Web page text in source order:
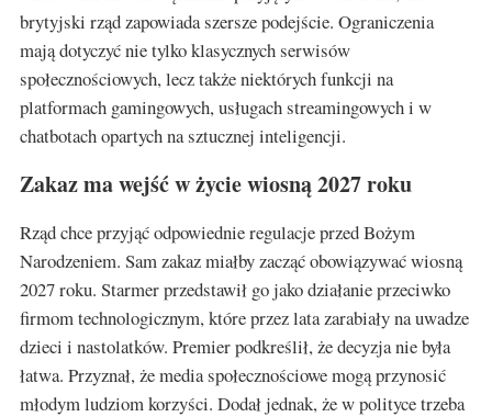
brytyjski rząd zapowiada szersze podejście. Ograniczenia
mają dotyczyć nie tylko klasycznych serwisów
społecznościowych, lecz także niektórych funkcji na
platformach gamingowych, usługach streamingowych i w
chatbotach opartych na sztucznej inteligencji.
Zakaz ma wejść w życie wiosną 2027 roku
Rząd chce przyjąć odpowiednie regulacje przed Bożym
Narodzeniem. Sam zakaz miałby zacząć obowiązywać wiosną
2027 roku. Starmer przedstawił go jako działanie przeciwko
firmom technologicznym, które przez lata zarabiały na uwadze
dzieci i nastolatków. Premier podkreślił, że decyzja nie była
łatwa. Przyznał, że media społecznościowe mogą przynosić
młodym ludziom korzyści. Dodał jednak, że w polityce trzeba